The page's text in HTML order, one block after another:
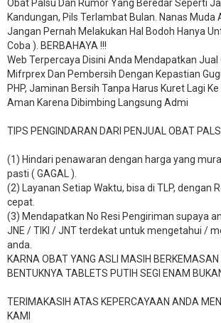
Obat Palsu Dan Rumor Yang Beredar Seperti
Kandungan, Pils Terlambat Bulan. Nanas Muda
Jangan Pernah Melakukan Hal Bodoh Hanya
Coba ). BERBAHAYA !!!
Web Terpercaya Disini Anda Mendapatkan
Mifrprex Dan Pembersih Dengan Kepastian
PHP, Jaminan Bersih Tanpa Harus Kuret Lagi
Aman Karena Dibimbing Langsung Admi
TIPS PENGINDARAN DARI PENJUAL OBAT
(1) Hindari penawaran dengan harga yang
pasti ( GAGAL ).
(2) Layanan Setiap Waktu, bisa di TLP, dengan
cepat.
(3) Mendapatkan No Resi Pengiriman supaya
JNE / TIKI / JNT terdekat untuk mengetahui /
anda.
KARNA OBAT YANG ASLI MASIH
BENTUKNYA TABLETS PUTIH SEGI ENAM
TERIMAKASIH ATAS KEPERCAYAAN ANDA
KAMI